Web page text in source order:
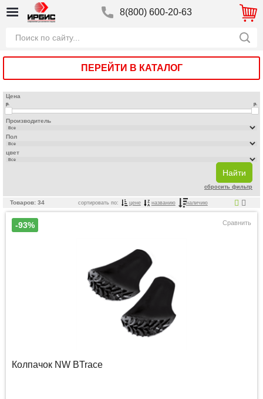
8(800) 600-20-63
ПЕРЕЙТИ В КАТАЛОГ
Цена
р. р.
Производитель
Пол
цвет
сбросить фильтр
Товаров: 34 сортировать по: цене названию наличию
-93% Сравнить
Колпачок NW BTrace